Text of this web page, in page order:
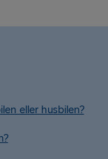
eller husbilen?